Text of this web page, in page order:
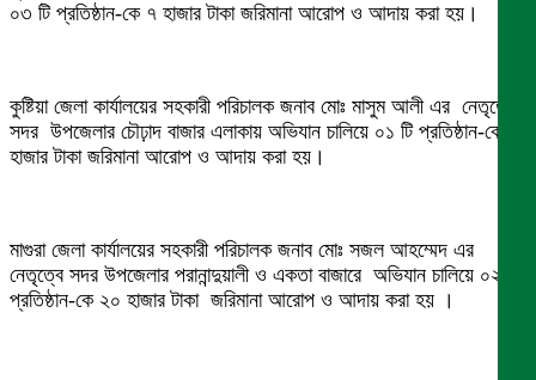
০৩ টি প্রতিষ্ঠান-কে ৭ হাজার টাকা জরিমানা আরোপ ও আদায় করা হয়।
কুষ্টিয়া জেলা কার্যালয়ের সহকারী পরিচালক জনাব মোঃ মাসুম আলী এর নেতৃত্বে
সদর উপজেলার চৌঢ়াদ বাজার এলাকায় অভিযান চালিয়ে ০১ টি প্রতিষ্ঠান-কে ৭
হাজার টাকা জরিমানা আরোপ ও আদায় করা হয়।
মাগুরা জেলা কার্যালয়ের সহকারী পরিচালক জনাব মোঃ সজল আহম্মেদ এর
নেতৃত্বে সদর উপজেলার পরানান্দুয়ালী ও একতা বাজারে অভিযান চালিয়ে ০২ টি
প্রতিষ্ঠান-কে ২০ হাজার টাকা জরিমানা আরোপ ও আদায় করা হয় ।